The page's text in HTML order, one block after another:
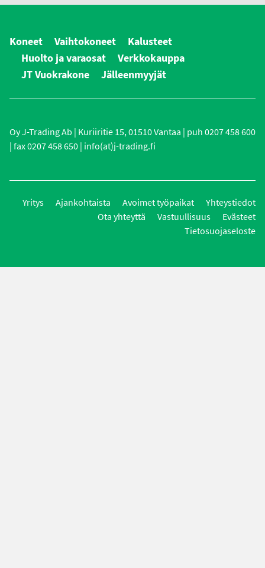
Koneet Vaihtokoneet
Kalusteet
Huolto ja varaosat
Verkkokauppa
JT Vuokrakone
Jälleenmyyjät
Oy J-Trading Ab | Kuriiritie 15, 01510 Vantaa | puh 0207 458 600
| fax 0207 458 650 | info(at)j-trading.fi
Yritys Ajankohtaista Avoimet työpaikat
Yhteystiedot
Ota yhteyttä
Vastuullisuus
Evästeet
Tietosuojaseloste